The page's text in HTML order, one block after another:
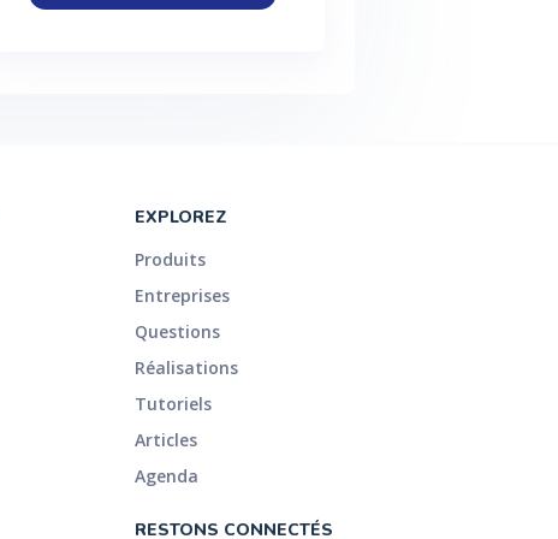
EXPLOREZ
Produits
Entreprises
Questions
Réalisations
Tutoriels
Articles
Agenda
RESTONS CONNECTÉS